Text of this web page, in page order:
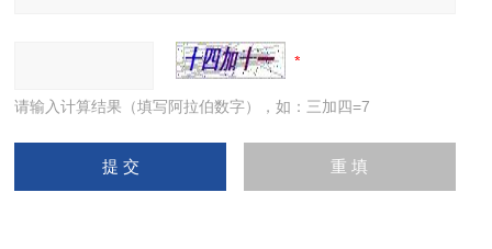
请输入计算结果（填写阿拉伯数字），如：三加四=7